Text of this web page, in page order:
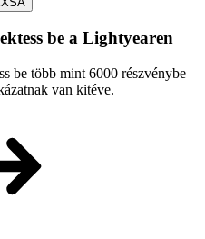
be a Lightyearen
be több mint 6000 részvénybe
van kitéve.